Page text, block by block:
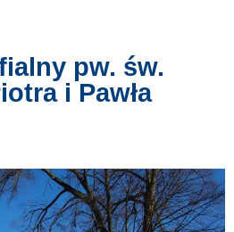
pw. św.
i Pawła